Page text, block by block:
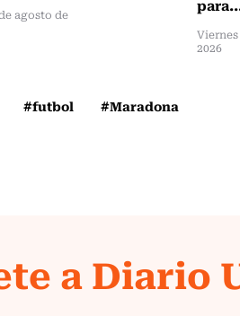
agosto de
2026
#futbol #Maradona